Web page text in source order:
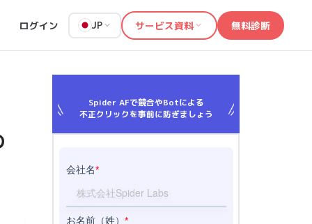
ログイン JP サービス資料 無料診断
Spider AFで競合やBotによる
不正クリックを事前に防ぎましょう